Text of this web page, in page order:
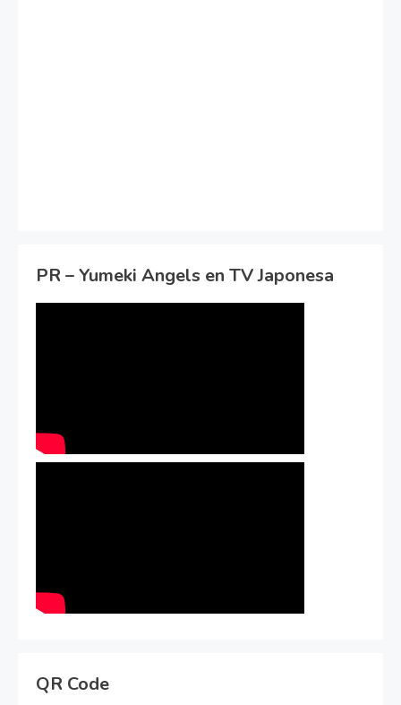
PR – Yumeki Angels en TV Japonesa
QR Code